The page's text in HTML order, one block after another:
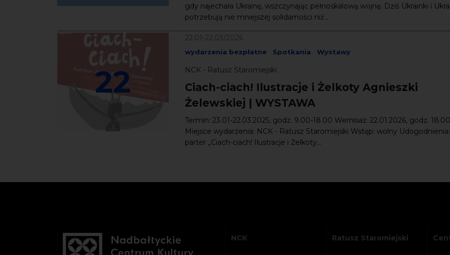
gdy najechała Ukrainę, wszczynając pełnoskalową wojnę. Dziś Ukrainki i
potrzebują nie mniejszej solidarności niż...
22
22.01-22.03/2026
wydarzenia bezpłatne Spotkania Wystawy
NCK - Ratusz Staromiejski
Ciach-ciach! Ilustracje i Żelkoty Agnieszki
Żelewskiej | WYSTAWA
Termin: 23.01-22.03.2025, godz. 9.00-18.00 Wernisaż: 22.01.2026, godz.
Miejsce wydarzenia: NCK - Ratusz Staromiejski Wstęp: wolny Udogodnienia:
parter „Ciach-ciach! Ilustracje i Żelkoty...
NCK Ratusz Staromiejski